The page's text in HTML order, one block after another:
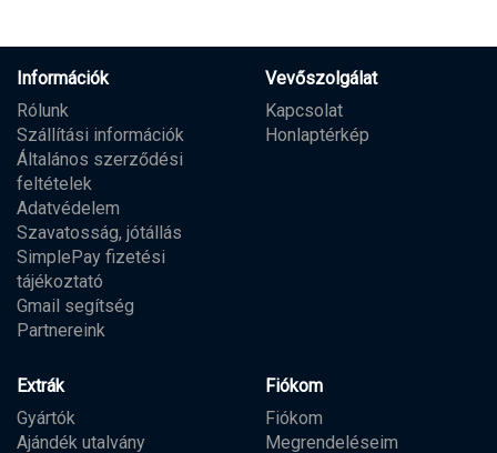
Információk
Rólunk
Szállítási információk
Általános szerződési
feltételek
Adatvédelem
Szavatosság, jótállás
SimplePay fizetési
tájékoztató
Gmail segítség
Partnereink
Vevőszolgálat
Kapcsolat
Honlaptérkép
Extrák
Gyártók
Ajándék utalvány
Fiókom
Fiókom
Megrendeléseim